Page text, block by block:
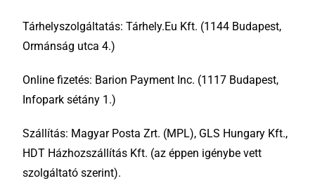
Tárhelyszolgáltatás: Tárhely.Eu Kft. (1144 Budapest,
Ormánság utca 4.)
Online fizetés: Barion Payment Inc. (1117 Budapest,
Infopark sétány 1.)
Szállítás: Magyar Posta Zrt. (MPL), GLS Hungary Kft.,
HDT Házhozszállítás Kft. (az éppen igénybe vett
szolgáltató szerint).